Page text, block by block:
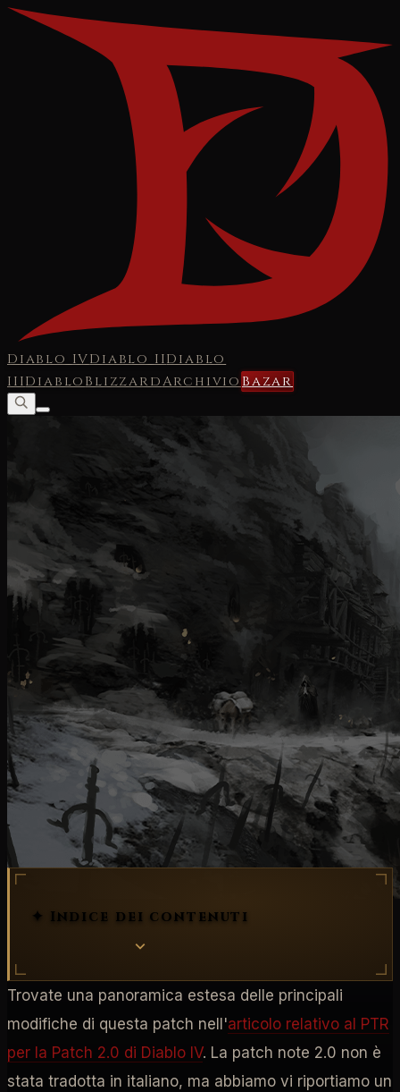
Diablo IVDiablo IIDiablo
IIIDiabloBlizzardArchivioBazar
patch note
✦ Indice dei contenuti
Trovate una panoramica estesa delle principali
modifiche di questa patch nell'articolo relativo al PTR
per la Patch 2.0 di Diablo IV. La patch note 2.0 non è
stata tradotta in italiano, ma abbiamo vi riportiamo un